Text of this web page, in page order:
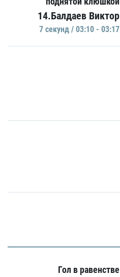
14.Балдаев Виктор
7 секунд / 03:10 - 03:17
Гол в равенстве